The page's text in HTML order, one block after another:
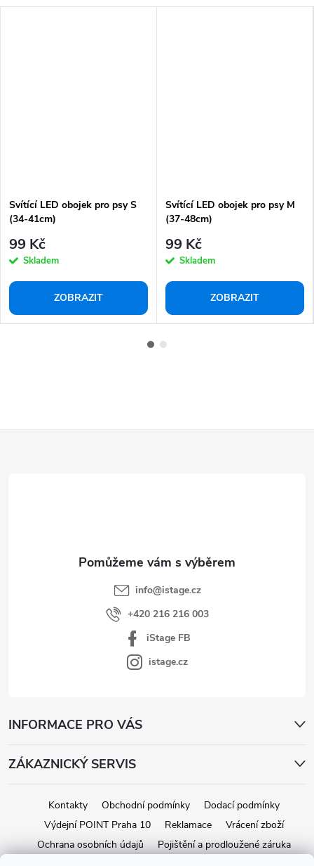
Svítící LED obojek pro psy S
(34-41cm)
99 Kč
Skladem
ZOBRAZIT
Svítící LED obojek pro psy M
(37-48cm)
99 Kč
Skladem
ZOBRAZIT
info@istage.cz
+420 216 216 003
iStage FB
istage.cz
INFORMACE PRO VÁS
ZÁKAZNICKÝ SERVIS
Kontakty Obchodní podmínky
Dodací podmínky
Výdejní POINT Praha 10
Reklamace
Vrácení zboží
Ochrana osobních údajů
Pojištění a prodloužené záruka